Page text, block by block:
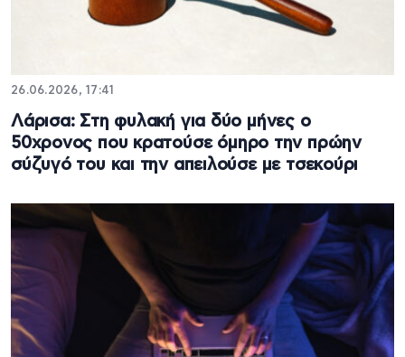
26.06.2026, 17:41
Λάρισα: Στη φυλακή για δύο μήνες ο
50χρονος που κρατούσε όμηρο την πρώην
σύζυγό του και την απειλούσε με τσεκούρι